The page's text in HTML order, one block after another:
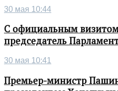
30 мая 10:44
С официальным
председатель
30 мая 10:41
Премьер-министр